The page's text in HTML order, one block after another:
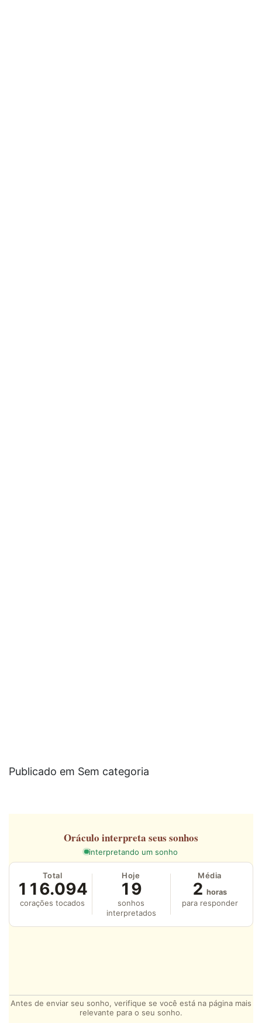
Publicado em Sem categoria
Oráculo interpreta seus sonhos
interpretando um sonho
Total
116.094
corações tocados
Hoje
19
sonhos
interpretados
Média
2 horas
para responder
Antes de enviar seu sonho, verifique se você está na página mais
relevante para o seu sonho.